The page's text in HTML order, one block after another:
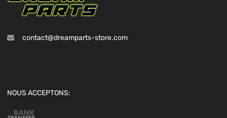
contact@dreamparts-store.com
NOUS ACCEPTONS: